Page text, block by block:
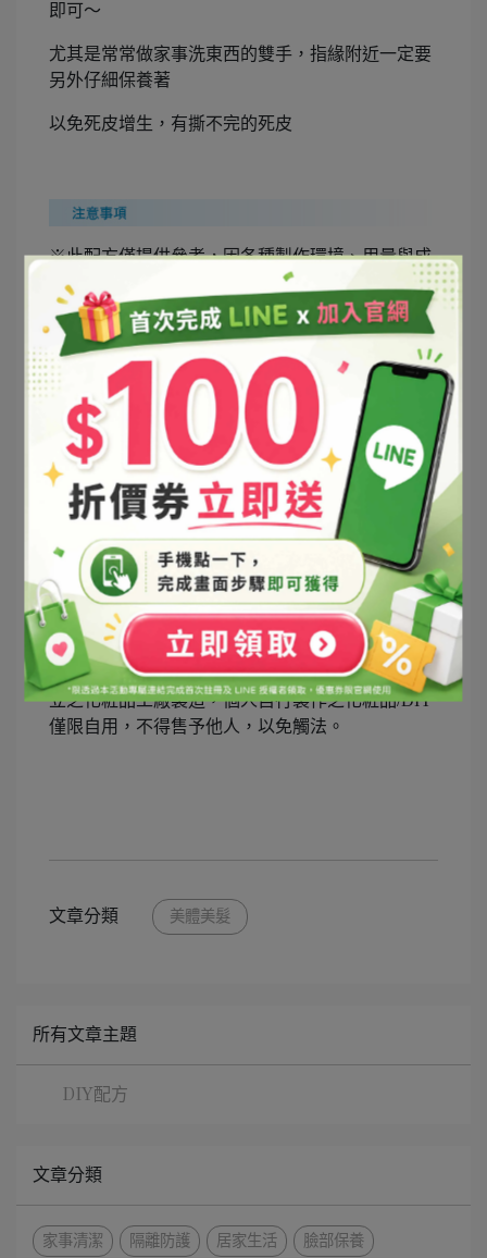
即可～
尤其是常常做家事洗東西的雙手，指緣附近一定要
另外仔細保養著
以免死皮增生，有撕不完的死皮
※此配方僅提供參考，因各種製作環境、用量與成
分來源可能不同之因素無法保證成功率100%，請自
行測試穩定度，如可自行負擔製作失敗之可能，
MERU歡迎您成為手作體驗家。
※DIY產品均建議儘早用完以免變質。※若添加抗
菌劑比例正確且無污染盡量於三個月內用完。
※建議裝填DIY產品前先消毒裝填的瓶罐，以免產
品受到汙染。
※配方中若有添加精油，兒童與敏感肌膚請減量使
用，孕婦請小心使用並先諮詢相關人員。
※本產品僅供外用，使用後若感不適請停止使用。
※使用DIY產品前，建議先做局部測試。
※請依個人肌膚狀況調整產品比例或請參考相關書
籍。
※請避光保存於陰涼處，保持瓶蓋確實關緊，並請
遠離火源，避免孩童拿取。
※依化粧品衛生管理條例規定，化粧品應由合法設
立之化粧品工廠製造，個人自行製作之化粧品/DIY
僅限自用，不得售予他人，以免觸法。
文章分類 美體美髮
所有文章主題
DIY配方
文章分類
家事清潔 隔離防護 居家生活
臉部保養